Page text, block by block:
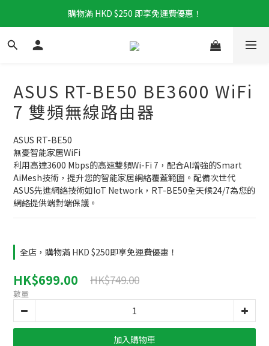
購物滿 HKD $250 即享免運費優惠！
ASUS RT-BE50 BE3600 WiFi
7 雙頻無線路由器
ASUS RT-BE50
無憂智能家居WiFi
利用高達3600 Mbps的高速雙頻Wi-Fi 7，配合AI增強的Smart
AiMesh技術，提升您的智能家居網絡覆蓋範圍。配備次世代
ASUS先進網絡技術如IoT Network，RT-BE50全天候24/7為您的
網絡提供端對端保護。
全店，購物滿 HKD $250即享免運費優惠！
HK$699.00 HK$749.00
數量
加入購物車